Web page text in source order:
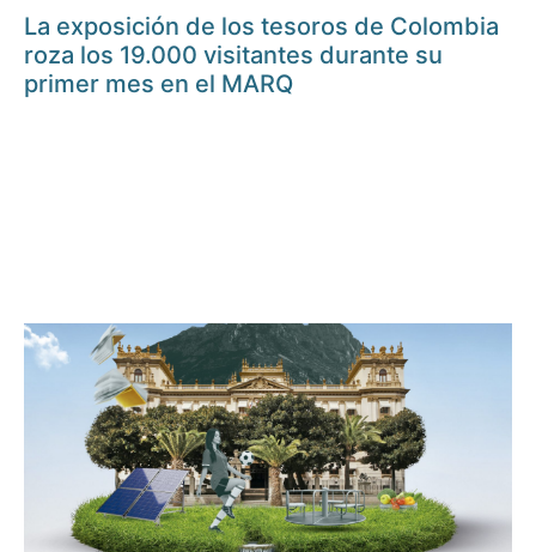
La exposición de los tesoros de Colombia
roza los 19.000 visitantes durante su
primer mes en el MARQ